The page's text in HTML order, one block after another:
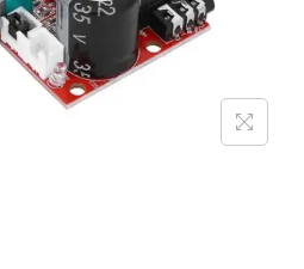
a
c
i
i
d
o